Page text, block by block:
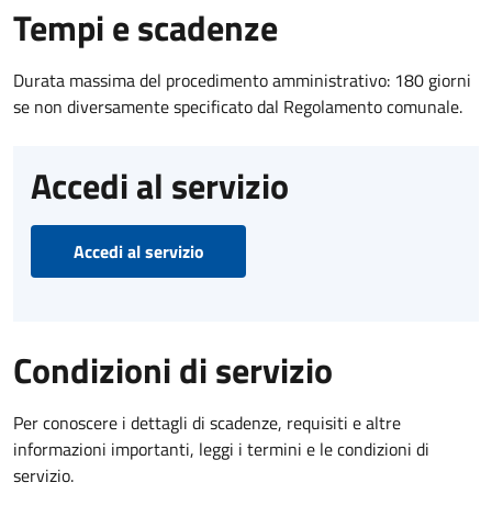
Tempi e scadenze
Durata massima del procedimento amministrativo: 180 giorni
se non diversamente specificato dal Regolamento comunale.
Accedi al servizio
Accedi al servizio
Condizioni di servizio
Per conoscere i dettagli di scadenze, requisiti e altre
informazioni importanti, leggi i termini e le condizioni di
servizio.